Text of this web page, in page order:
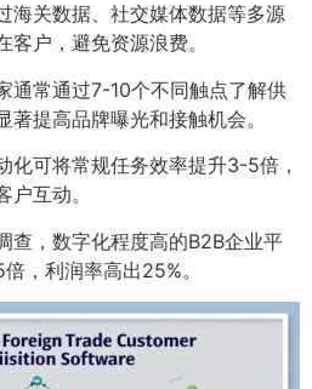
海关数据、社交媒体数据等多源
户，避免资源浪费。
通常通过7-10个不同触点了解供
提高品牌曝光和接触机会。
化可将常规任务效率提升3-5倍，
互动。
查，数字化程度高的B2B企业平
，利润率高出25%。